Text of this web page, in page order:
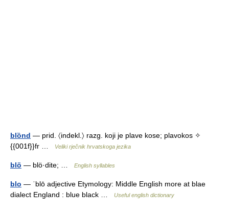
blȍnd — prid. 〈indekl.〉 razg. koji je plave kose; plavokos ✧
{{001f}}fr …
Veliki rječnik hrvatskoga jezika
blö — blö·dite; … English syllables
blo — ˈblō adjective Etymology: Middle English more at blae
dialect England : blue black …
Useful english dictionary